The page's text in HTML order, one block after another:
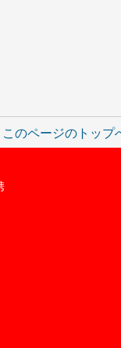
のページのトップ